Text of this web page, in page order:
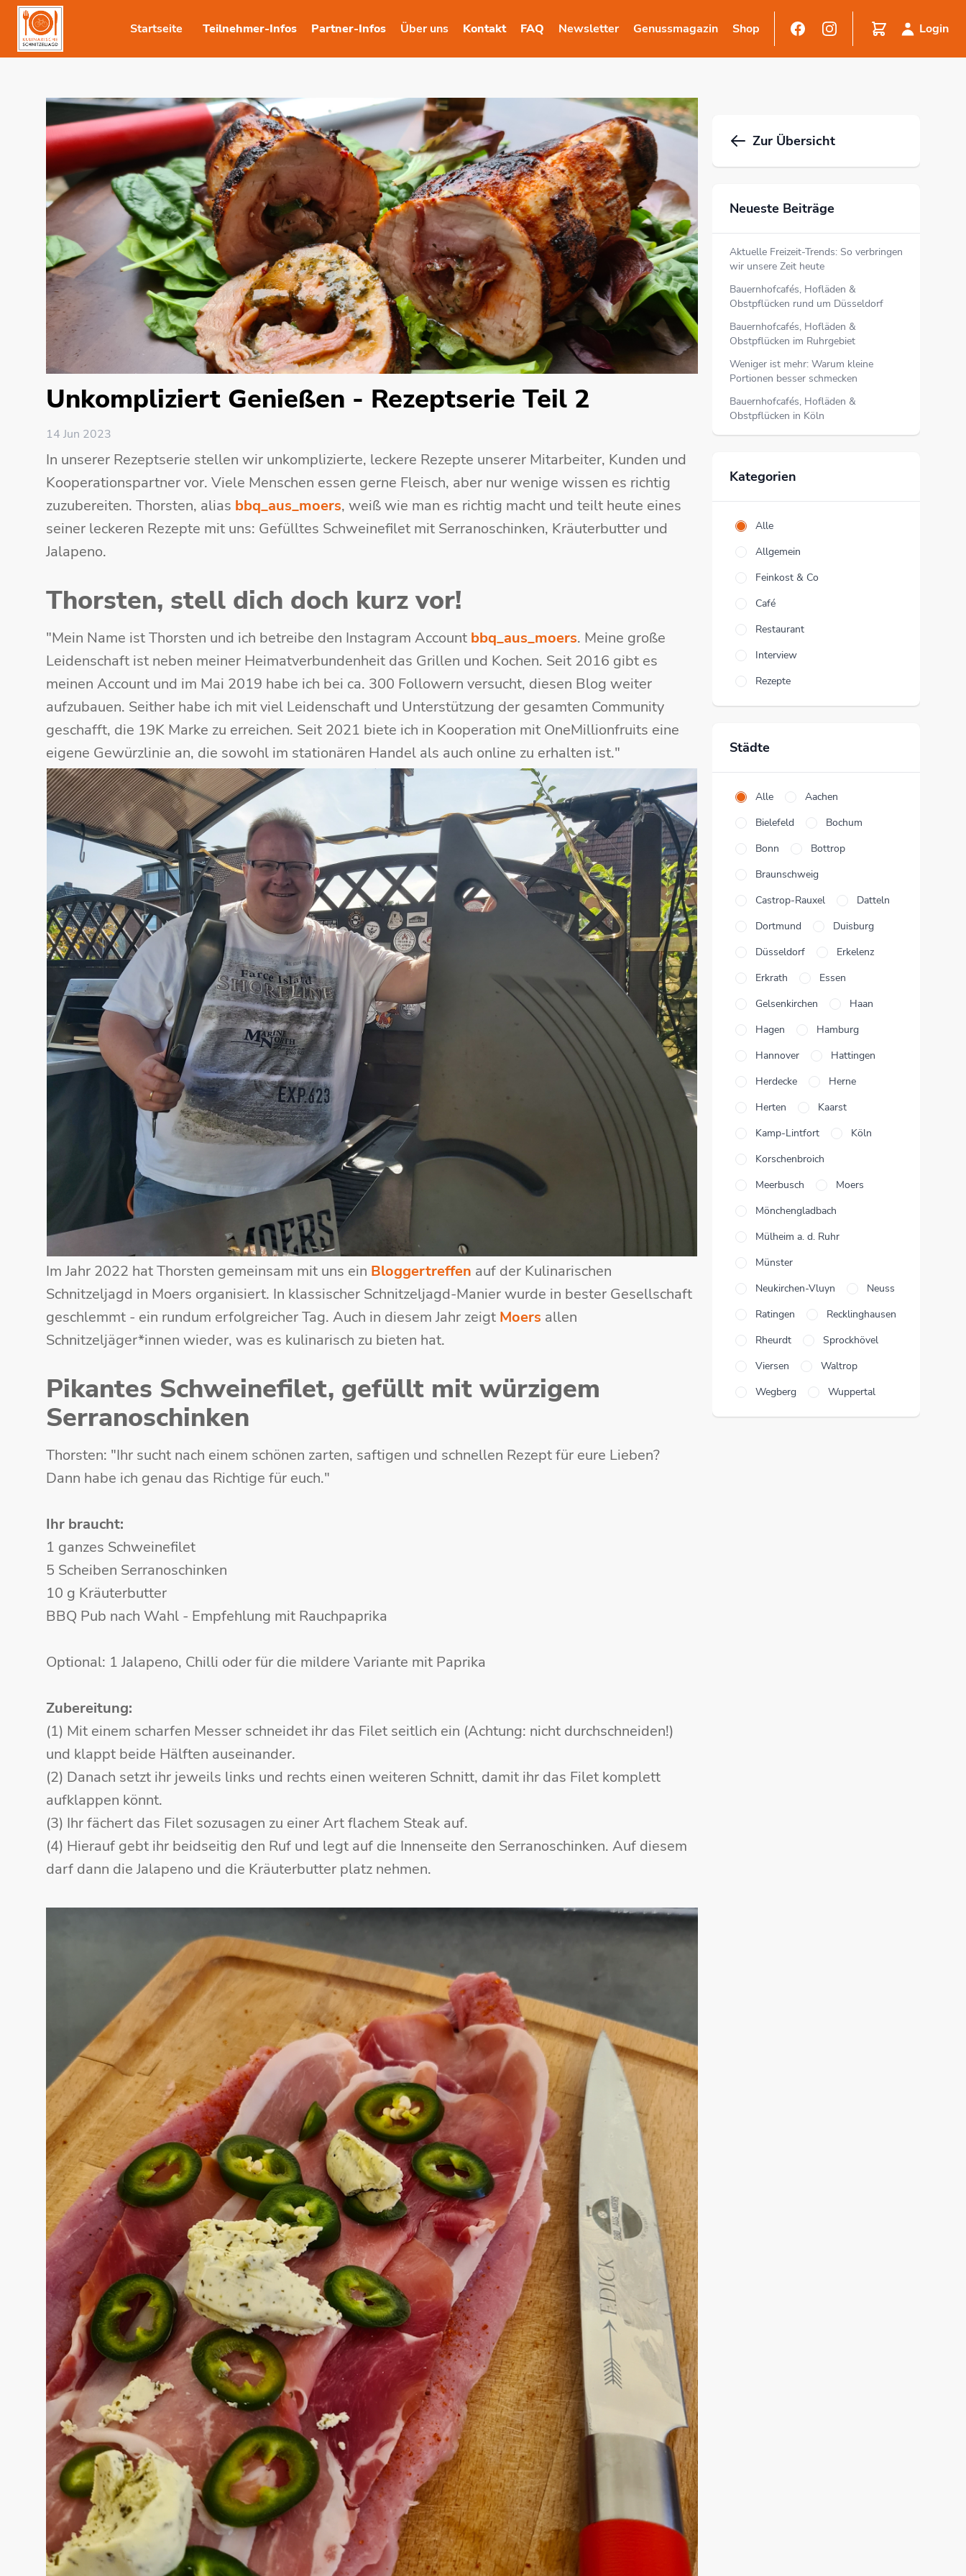
Startseite Teilnehmer-Infos Partner-Infos Über uns Kontakt FAQ Newsletter Genussmagazin Shop Login
Unkompliziert Genießen - Rezeptserie Teil 2
14 Jun 2023
In unserer Rezeptserie stellen wir unkomplizierte, leckere Rezepte unserer Mitarbeiter, Kunden und
Kooperationspartner vor. Viele Menschen essen gerne Fleisch, aber nur wenige wissen es richtig
zuzubereiten. Thorsten, alias bbq_aus_moers, weiß wie man es richtig macht und teilt heute eines
seiner leckeren Rezepte mit uns: Gefülltes Schweinefilet mit Serranoschinken, Kräuterbutter und
Jalapeno.
Thorsten, stell dich doch kurz vor!
"Mein Name ist Thorsten und ich betreibe den Instagram Account bbq_aus_moers. Meine große
Leidenschaft ist neben meiner Heimatverbundenheit das Grillen und Kochen. Seit 2016 gibt es
meinen Account und im Mai 2019 habe ich bei ca. 300 Followern versucht, diesen Blog weiter
aufzubauen. Seither habe ich mit viel Leidenschaft und Unterstützung der gesamten Community
geschafft, die 19K Marke zu erreichen. Seit 2021 biete ich in Kooperation mit OneMillionfruits eine
eigene Gewürzlinie an, die sowohl im stationären Handel als auch online zu erhalten ist."
Im Jahr 2022 hat Thorsten gemeinsam mit uns ein Bloggertreffen auf der Kulinarischen
Schnitzeljagd in Moers organisiert. In klassischer Schnitzeljagd-Manier wurde in bester Gesellschaft
geschlemmt - ein rundum erfolgreicher Tag. Auch in diesem Jahr zeigt Moers allen
Schnitzeljäger*innen wieder, was es kulinarisch zu bieten hat.
Pikantes Schweinefilet, gefüllt mit würzigem
Serranoschinken
Thorsten: "Ihr sucht nach einem schönen zarten, saftigen und schnellen Rezept für eure Lieben?
Dann habe ich genau das Richtige für euch."
Ihr braucht:
1 ganzes Schweinefilet
5 Scheiben Serranoschinken
10 g Kräuterbutter
BBQ Pub nach Wahl - Empfehlung mit Rauchpaprika
Optional: 1 Jalapeno, Chilli oder für die mildere Variante mit Paprika
Zubereitung:
(1) Mit einem scharfen Messer schneidet ihr das Filet seitlich ein (Achtung: nicht durchschneiden!)
und klappt beide Hälften auseinander.
(2) Danach setzt ihr jeweils links und rechts einen weiteren Schnitt, damit ihr das Filet komplett
aufklappen könnt.
(3) Ihr fächert das Filet sozusagen zu einer Art flachem Steak auf.
(4) Hierauf gebt ihr beidseitig den Ruf und legt auf die Innenseite den Serranoschinken. Auf diesem
darf dann die Jalapeno und die Kräuterbutter platz nehmen.
Zur Übersicht
Neueste Beiträge
Aktuelle Freizeit-Trends: So verbringen
wir unsere Zeit heute
Bauernhofcafés, Hofläden &
Obstpflücken rund um Düsseldorf
Bauernhofcafés, Hofläden &
Obstpflücken im Ruhrgebiet
Weniger ist mehr: Warum kleine
Portionen besser schmecken
Bauernhofcafés, Hofläden &
Obstpflücken in Köln
Kategorien
Alle
Allgemein
Feinkost & Co
Café
Restaurant
Interview
Rezepte
Städte
Alle
Aachen
Bielefeld
Bochum
Bonn
Bottrop
Braunschweig
Castrop-Rauxel
Datteln
Dortmund
Duisburg
Düsseldorf
Erkelenz
Erkrath
Essen
Gelsenkirchen
Haan
Hagen
Hamburg
Hannover
Hattingen
Herdecke
Herne
Herten
Kaarst
Kamp-Lintfort
Köln
Korschenbroich
Meerbusch
Moers
Mönchengladbach
Mülheim a. d. Ruhr
Münster
Neukirchen-Vluyn
Neuss
Ratingen
Recklinghausen
Rheurdt
Sprockhövel
Viersen
Waltrop
Wegberg
Wuppertal